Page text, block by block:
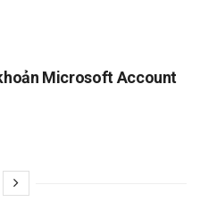
Microsoft Account